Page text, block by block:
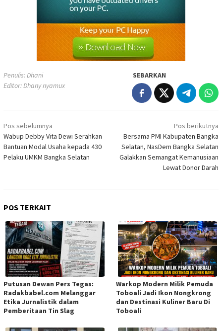
Penulis: Dhani
Editor: Dhany nyamux
SEBARKAN
Navigasi
pos
Pos sebelumnya
Wabup Debby Vita Dewi Serahkan
Bantuan Modal Usaha kepada 430
Pelaku UMKM Bangka Selatan
Pos berikutnya
Bersama PMI Kabupaten Bangka
Selatan, NasDem Bangka Selatan
Galakkan Semangat Kemanusiaan
Lewat Donor Darah
POS TERKAIT
Putusan Dewan Pers Tegas:
Radakbabel.com Melanggar
Etika Jurnalistik dalam
Pemberitaan Tin Slag
Warkop Modern Milik Pemuda
Toboali Jadi Ikon Nongkrong
dan Destinasi Kuliner Baru Di
Toboali